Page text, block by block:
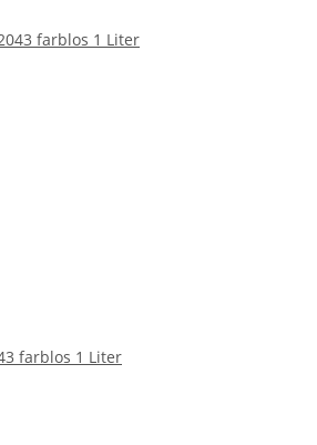
farblos 1 Liter